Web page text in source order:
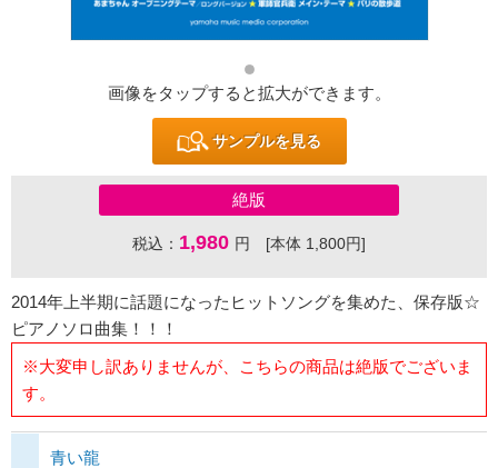
画像をタップすると拡大ができます。
サンプルを見る
絶版
税込： 1,980 円 [本体 1,800円]
2014年上半期に話題になったヒットソングを集めた、保存版☆
ピアノソロ曲集！！！
※大変申し訳ありませんが、こちらの商品は絶版でございま
す。
青い龍